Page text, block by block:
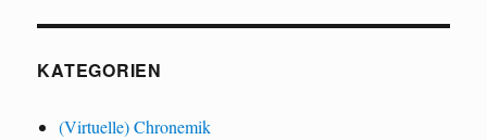
KATEGORIEN
(Virtuelle) Chronemik